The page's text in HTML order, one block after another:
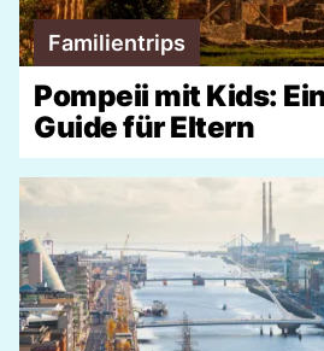
Familientrips
Pompeii mit Kids:
Guide für Eltern